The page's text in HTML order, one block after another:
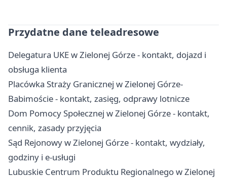
Przydatne dane teleadresowe
Delegatura UKE w Zielonej Górze - kontakt, dojazd i
obsługa klienta
Placówka Straży Granicznej w Zielonej Górze-
Babimoście - kontakt, zasięg, odprawy lotnicze
Dom Pomocy Społecznej w Zielonej Górze - kontakt,
cennik, zasady przyjęcia
Sąd Rejonowy w Zielonej Górze - kontakt, wydziały,
godziny i e-usługi
Lubuskie Centrum Produktu Regionalnego w Zielonej